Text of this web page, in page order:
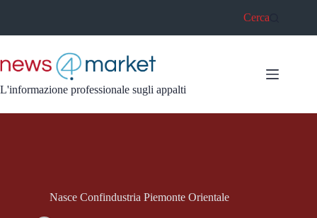
Cerca
L'informazione professionale sugli appalti
Nasce Confindustria Piemonte Orientale